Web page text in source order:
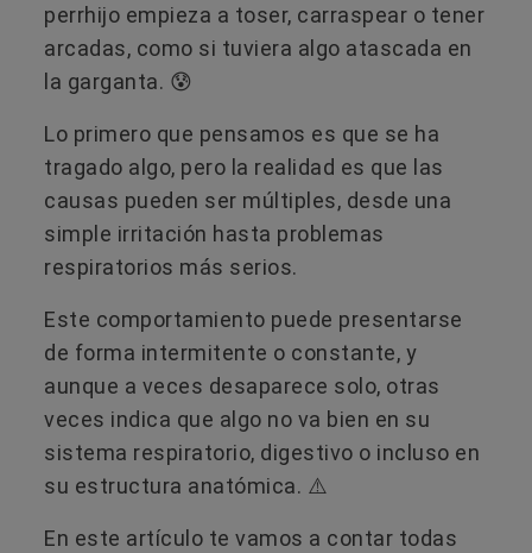
perrhijo empieza a toser, carraspear o tener
arcadas, como si tuviera algo atascada en
la garganta. 😰
Lo primero que pensamos es que se ha
tragado algo, pero la realidad es que las
causas pueden ser múltiples, desde una
simple irritación hasta problemas
respiratorios más serios.
Este comportamiento puede presentarse
de forma intermitente o constante, y
aunque a veces desaparece solo, otras
veces indica que algo no va bien en su
sistema respiratorio, digestivo o incluso en
su estructura anatómica. ⚠️
En este artículo te vamos a contar todas